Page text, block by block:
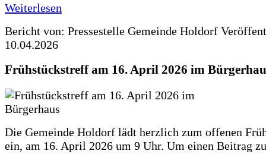
Weiterlesen
Bericht von: Pressestelle Gemeinde Holdorf
10.04.2026
Frühstückstreff am 16. April 2026 im
Die Gemeinde Holdorf lädt herzlich zum offenen
ein, am 16. April 2026 um 9 Uhr. Um einen Beitrag